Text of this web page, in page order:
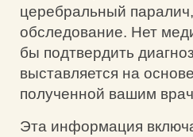
церебральный
обследование. Нет
бы подтвердить
выставляется на
полученной вашим
Эта информация